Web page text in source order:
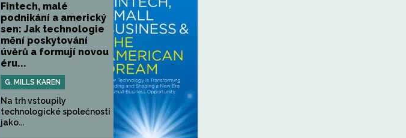
Fintech, malé
podnikání a americký
sen: Jak technologie
mění poskytování
úvěrů a formují novou
éru...
G. MILLS KAREN
Na trh vstoupily
technologické společnosti
jako...